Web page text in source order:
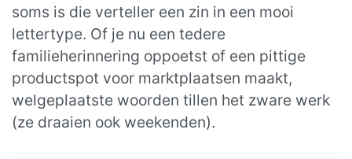
soms is die verteller een zin in een mooi
lettertype. Of je nu een tedere
familieherinnering oppoetst of een pittige
productspot voor marktplaatsen maakt,
welgeplaatste woorden tillen het zware werk
(ze draaien ook weekenden).